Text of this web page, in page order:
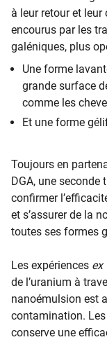
à leur retour et
encourus par les
galéniques, plus
Une forme
grande surface
comme les
Et une forme
Toujours en
DGA, une seconde
confirmer
et s’assurer de la
toutes ses formes
Les expériences ex
de l’uranium à
nanoémulsion est
contamination.
conserve une